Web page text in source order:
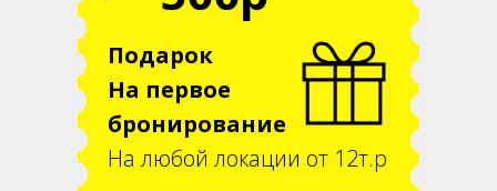
Подарок
На первое
бронирование
На любой локации от 12т.р